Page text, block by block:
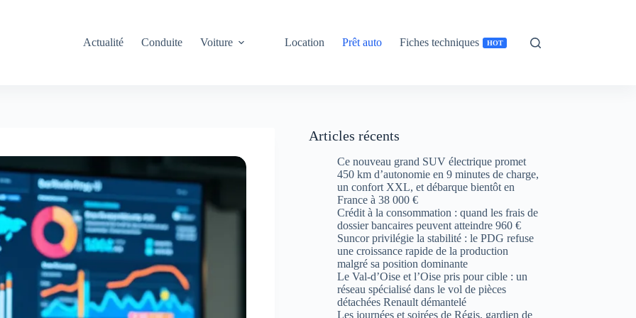
Actualité Conduite Voiture Location Prêt auto Fiches techniques HOT
Articles récents
Ce nouveau grand SUV électrique promet
450 km d’autonomie en 9 minutes de charge,
un confort XXL, et débarque bientôt en
France à 38 000 €
Crédit à la consommation : quand les frais de
dossier bancaires peuvent atteindre 960 €
Suncor privilégie la stabilité : le PDG refuse
une croissance rapide de la production
malgré sa position dominante
Le Val-d’Oise et l’Oise pris pour cible : un
réseau spécialisé dans le vol de pièces
détachées Renault démantelé
Les journées et soirées de Régis, gardien de